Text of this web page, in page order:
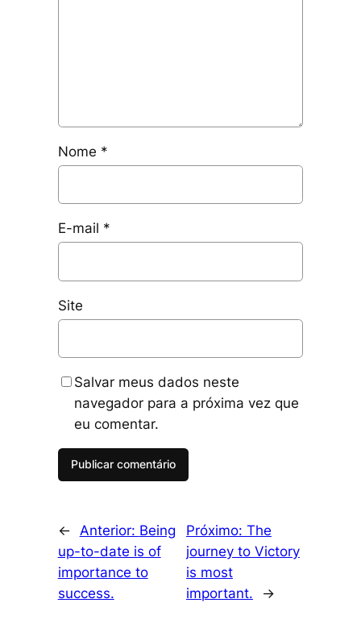
Nome *
E-mail *
Site
Salvar meus dados neste
navegador para a próxima vez que
eu comentar.
← Anterior: Being
up-to-date is of
importance to
success.
Próximo: The
journey to Victory
is most
important.
→